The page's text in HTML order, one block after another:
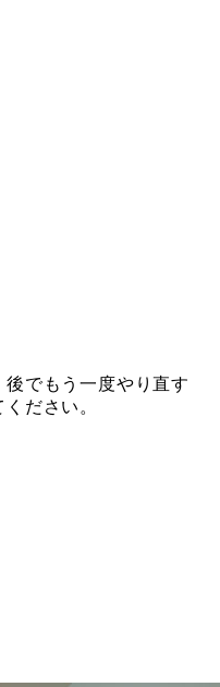
でもう一度やり直す
ださい。